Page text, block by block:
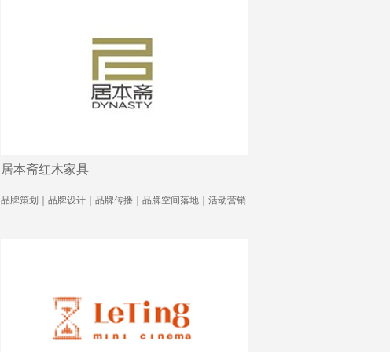
居本斋红木家具
品牌策划｜品牌设计｜品牌传播｜品牌空间落地｜活动营销